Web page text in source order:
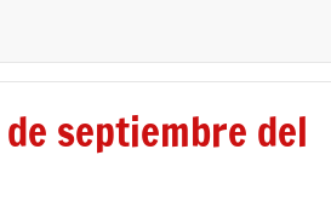
septiembre del